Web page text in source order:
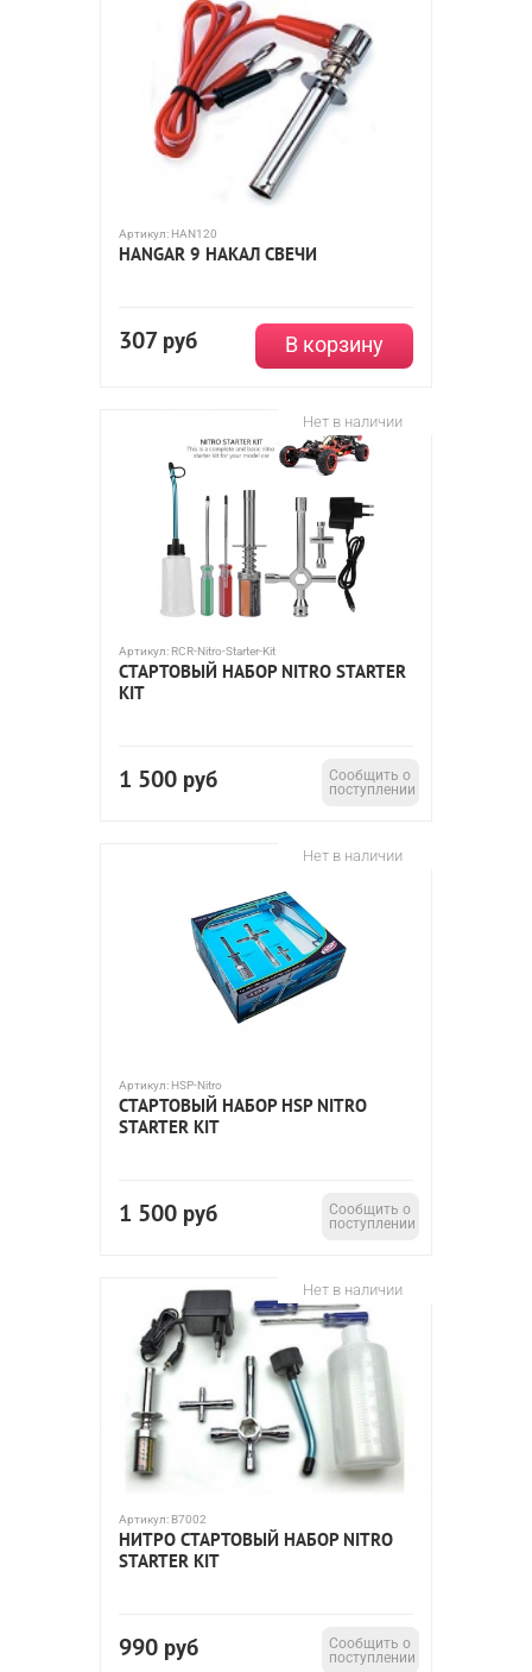
Артикул: HAN120
HANGAR 9 НАКАЛ СВЕЧИ
307 руб В корзину
Нет в наличии
Артикул: RCR-Nitro-Starter-Kit
СТАРТОВЫЙ НАБОР NITRO STARTER
KIT
1 500 руб
Сообщить о
поступлении
Нет в наличии
Артикул: HSP-Nitro
CТАРТОВЫЙ НАБОР HSP NITRO
STARTER KIT
1 500 руб
Сообщить о
поступлении
Нет в наличии
Артикул: B7002
НИТРО СТАРТОВЫЙ НАБОР NITRO
STARTER KIT
990 руб
Сообщить о
поступлении